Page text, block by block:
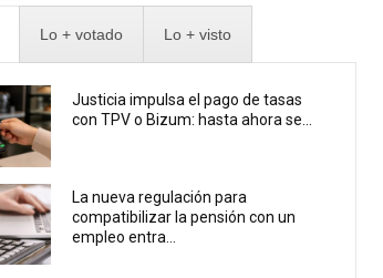
Lo + votado Lo + visto
Justicia impulsa el pago de tasas
con TPV o Bizum: hasta ahora se...
La nueva regulación para
compatibilizar la pensión con un
empleo entra...